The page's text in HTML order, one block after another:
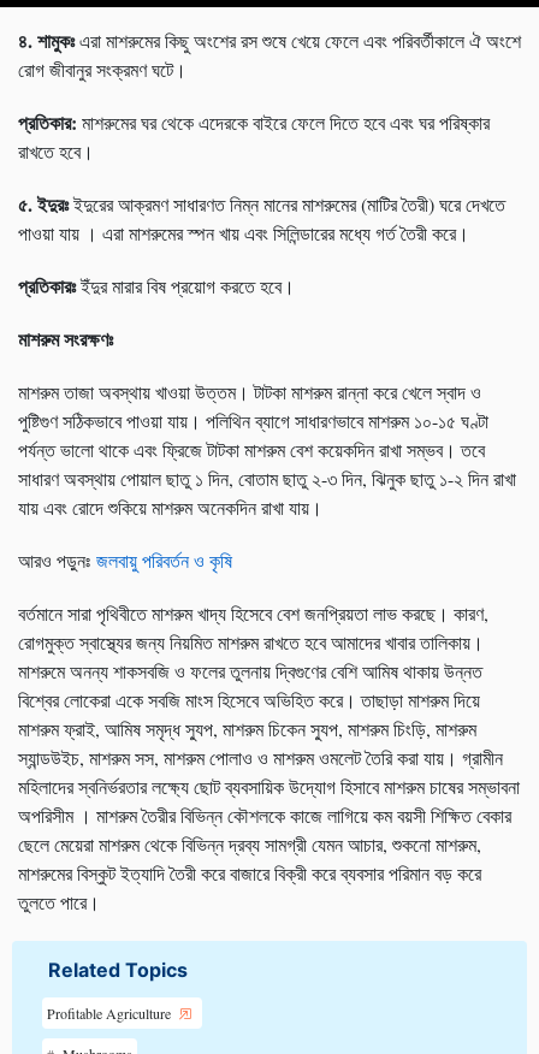
৪.শামুকঃএরা মাশরুমের কিছু অংশের রস শুষে খেয়ে ফেলে এবং পরিবর্তীকালে ঐ অংশে
রোগ জীবানুর সংক্রমণ ঘটে।
রাখতে হবে।
পাওয়া যায় । এরা মাশরুমের স্পন খায় এবং সিলিন্ডারের মধ্যে গর্ত তৈরী করে।
পুষ্টিগুণ সঠিকভাবে পাওয়া যায়। পলিথিন ব্যাগে সাধারণভাবে মাশরুম ১০-১৫ ঘণ্টা
পর্যন্ত ভালো থাকে এবং ফ্রিজে টাটকা মাশরুম বেশ কয়েকদিন রাখা সম্ভব। তবে
সাধারণ অবস্থায় পোয়াল ছাতু ১ দিন, বোতাম ছাতু ২-৩ দিন, ঝিনুক ছাতু ১-২ দিন রাখা
যায় এবং রোদে শুকিয়ে মাশরুম অনেকদিন রাখা যায়।
রোগমুক্ত স্বাস্থ্যের জন্য নিয়মিত মাশরুম রাখতে হবে আমাদের খাবার তালিকায়।
মাশরুমে অনন্য শাকসবজি ও ফলের তুলনায় দ্বিগুণের বেশি আমিষ থাকায় উন্নত
বিশ্বের লোকেরা একে সবজি মাংস হিসেবে অভিহিত করে। তাছাড়া মাশরুম দিয়ে
মাশরুম ফ্রাই, আমিষ সমৃদ্ধ স্যুপ, মাশরুম চিকেন স্যুপ, মাশরুম চিংড়ি, মাশরুম
স্যান্ডউইচ, মাশরুম সস, মাশরুম পোলাও ও মাশরুম ওমলেট তৈরি করা যায়। গ্রামীন
মহিলাদের স্বনির্ভরতার লক্ষ্যে ছোট ব্যবসায়িক উদ্যোগ হিসাবে মাশরুম চাষের সম্ভাবনা
অপরিসীম । মাশরুম তৈরীর বিভিন্ন কৌশলকে কাজে লাগিয়ে কম বয়সী শিক্ষিত বেকার
ছেলে মেয়েরা মাশরুম থেকে বিভিন্ন দ্রব্য সামগ্রী যেমন আচার, শুকনো মাশরুম,
মাশরুমের বিস্কুট ইত্যাদি তৈরী করে বাজারে বিক্রী করে ব্যবসার পরিমান বড় করে
তুলতে পারে।
Related Topics
Mushrooms